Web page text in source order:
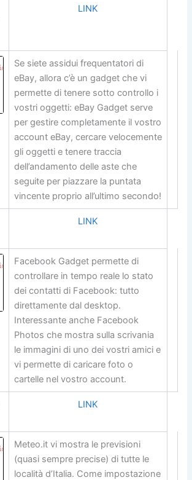
LINK
Se siete assidui frequentatori di
eBay, allora c’è un gadget che vi
permette di tenere sotto controllo i
vostri oggetti: eBay Gadget serve
per gestire completamente il vostro
account eBay, cercare velocemente
gli oggetti e tenere traccia
dell’andamento delle aste che
seguite per piazzare la puntata
vincente proprio all’ultimo secondo!
LINK
Facebook Gadget permette di
controllare in tempo reale lo stato
dei contatti di Facebook: tutto
direttamente dal desktop.
Interessante anche Facebook
Photos che mostra sulla scrivania
le immagini di uno dei vostri amici e
vi permette di caricare foto o
cartelle nel vostro account.
LINK
Meteo.it vi mostra le previsioni
(quasi sempre precise) di tutte le
località d’Italia. Come impostazione